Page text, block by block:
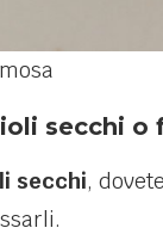
secchi o
secchi,